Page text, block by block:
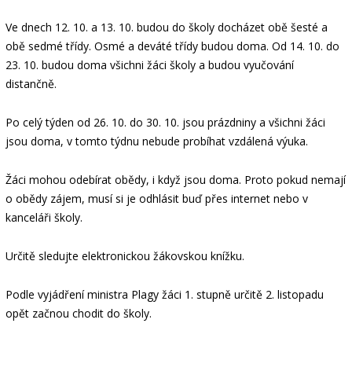
žákovská knížka
objednání obědů
Ve dnech 12. 10. a 13. 10. budou do školy docházet obě šesté a
obě sedmé třídy. Osmé a deváté třídy budou doma. Od 14. 10. do
23. 10. budou doma všichni žáci školy a budou vyučování
distančně.
Po celý týden od 26. 10. do 30. 10. jsou prázdniny a všichni žáci
jsou doma, v tomto týdnu nebude probíhat vzdálená výuka.
Žáci mohou odebírat obědy, i když jsou doma. Proto pokud nemají
o obědy zájem, musí si je odhlásit buď přes internet nebo v
kanceláři školy.
Určitě sledujte elektronickou žákovskou knížku.
Podle vyjádření ministra Plagy žáci 1. stupně určitě 2. listopadu
opět začnou chodit do školy.